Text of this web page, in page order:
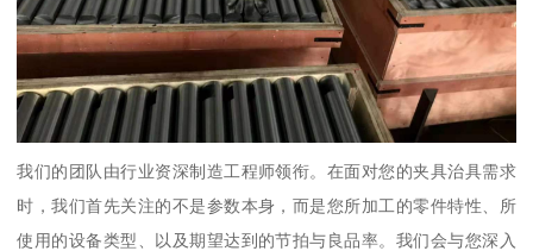
我们的团队由行业资深制造工程师领衔。在面对您的夹具治具需求
时，我们首先关注的不是参数本身，而是您所加工的零件特性、所
使用的设备类型、以及期望达到的节拍与良品率。我们会与您深入